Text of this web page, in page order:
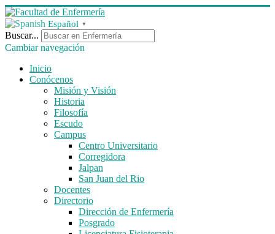
Español ▼
Buscar...
Cambiar navegación
Inicio
Conócenos
Misión y Visión
Historia
Filosofía
Escudo
Campus
Centro Universitario
Corregidora
Jalpan
San Juan del Rio
Docentes
Directorio
Dirección de Enfermería
Posgrado